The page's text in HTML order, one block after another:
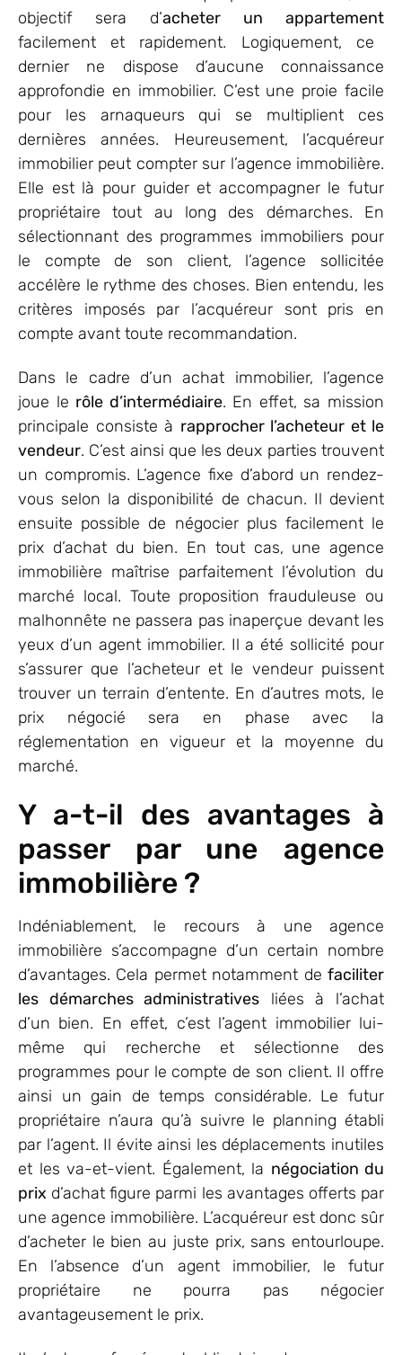
objectif sera d’acheter un appartement
facilement et rapidement. Logiquement, ce
dernier ne dispose d’aucune connaissance
approfondie en immobilier. C’est une proie facile
pour les arnaqueurs qui se multiplient ces
dernières années. Heureusement, l’acquéreur
immobilier peut compter sur l’agence immobilière.
Elle est là pour guider et accompagner le futur
propriétaire tout au long des démarches. En
sélectionnant des programmes immobiliers pour
le compte de son client, l’agence sollicitée
accélère le rythme des choses. Bien entendu, les
critères imposés par l’acquéreur sont pris en
compte avant toute recommandation.
Dans le cadre d’un achat immobilier, l’agence
joue le rôle d’intermédiaire. En effet, sa mission
principale consiste à rapprocher l’acheteur et le
vendeur. C’est ainsi que les deux parties trouvent
un compromis. L’agence fixe d’abord un rendez-
vous selon la disponibilité de chacun. Il devient
ensuite possible de négocier plus facilement le
prix d’achat du bien. En tout cas, une agence
immobilière maîtrise parfaitement l’évolution du
marché local. Toute proposition frauduleuse ou
malhonnête ne passera pas inaperçue devant les
yeux d’un agent immobilier. Il a été sollicité pour
s’assurer que l’acheteur et le vendeur puissent
trouver un terrain d’entente. En d’autres mots, le
prix négocié sera en phase avec la
réglementation en vigueur et la moyenne du
marché.
Y a-t-il des avantages à
passer par une agence
immobilière ?
Indéniablement, le recours à une agence
immobilière s’accompagne d’un certain nombre
d’avantages. Cela permet notamment de faciliter
les démarches administratives liées à l’achat
d’un bien. En effet, c’est l’agent immobilier lui-
même qui recherche et sélectionne des
programmes pour le compte de son client. Il offre
ainsi un gain de temps considérable. Le futur
propriétaire n’aura qu’à suivre le planning établi
par l’agent. Il évite ainsi les déplacements inutiles
et les va-et-vient. Également, la négociation du
prix d’achat figure parmi les avantages offerts par
une agence immobilière. L’acquéreur est donc sûr
d’acheter le bien au juste prix, sans entourloupe.
En l’absence d’un agent immobilier, le futur
propriétaire ne pourra pas négocier
avantageusement le prix.